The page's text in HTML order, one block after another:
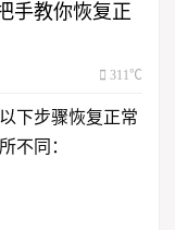
手教你恢复正
311℃
下步骤恢复正常
不同：